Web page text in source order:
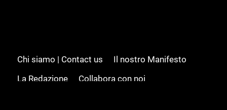
Chi siamo | Contact us
Il nostro Manifesto
La Redazione
Collabora con noi